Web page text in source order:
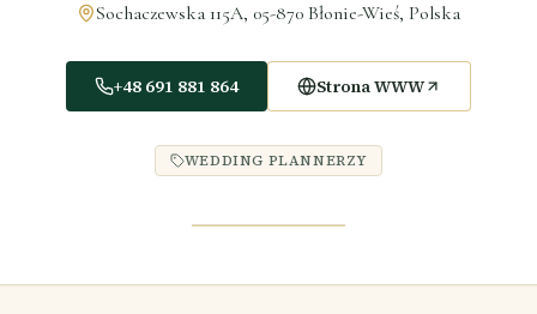
Sochaczewska 115A, 05-870 Błonie-Wieś, Polska
+48 691 881 864 Strona WWW
WEDDING PLANNERZY